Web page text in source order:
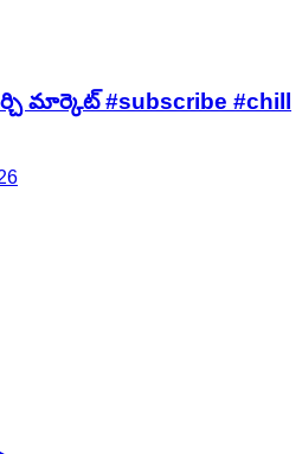
మార్కెట్ #subscribe #chill